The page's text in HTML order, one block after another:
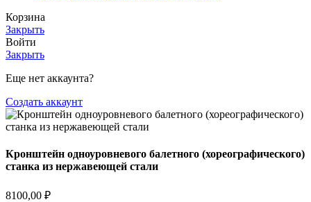
Корзина
Закрыть
Войти
Закрыть
Еще нет аккаунта?
Создать аккаунт
Кронштейн одноуровневого балетного (хореографического)
станка из нержавеющей стали
8100,00 ₽